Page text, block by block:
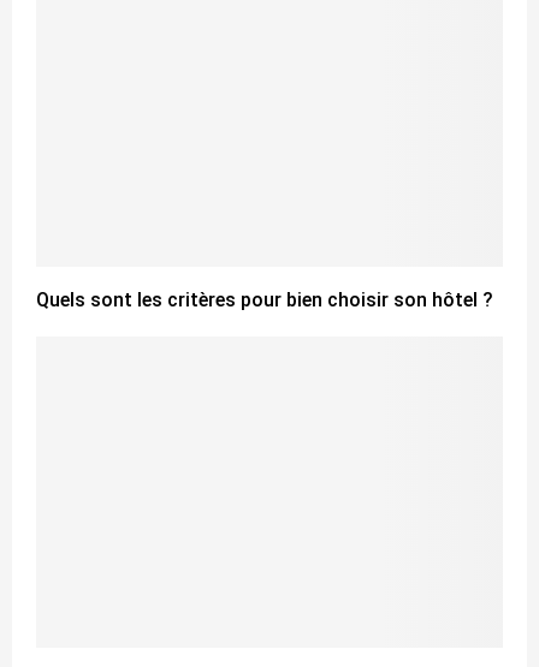
Quels sont les critères pour bien choisir son hôtel ?